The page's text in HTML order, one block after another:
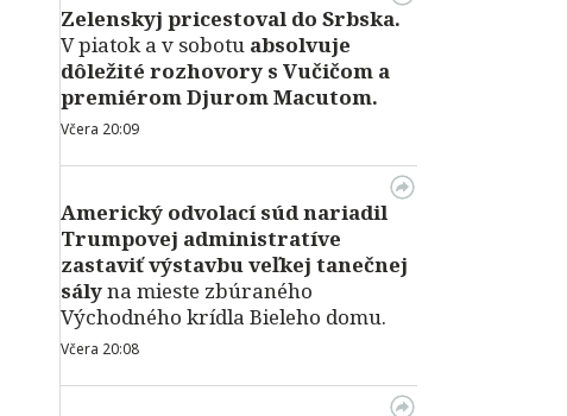
Zelenskyj pricestoval do Srbska.
V piatok a v sobotu absolvuje
dôležité rozhovory s Vučičom a
premiérom Djurom Macutom.
Včera 20:09
Americký odvolací súd nariadil
Trumpovej administratíve
zastaviť výstavbu veľkej tanečnej
sályna mieste zbúraného
Východného krídla Bieleho domu.
Včera 20:08